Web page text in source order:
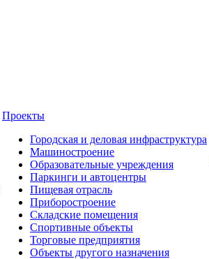
Проекты
Городская и деловая инфраструктура
Машиностроение
Образовательные учреждения
Паркинги и автоцентры
Пищевая отрасль
Приборостроение
Складские помещения
Спортивные объекты
Торговые предприятия
Объекты другого назначения